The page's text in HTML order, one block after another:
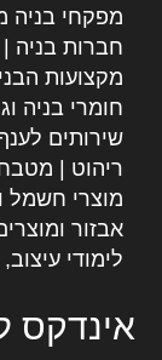
מפקחי בניה
חברות בניה |
מקצועות
חומרי בניה
שירותים
ריהוט |
מוצרי חשמל
אבזור
לימודי
אינדקס